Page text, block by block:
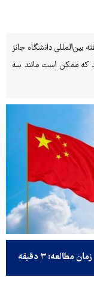
بین‌المللی دانشگاه جانز
که ممکن است مانند سه
زمان مطالعه: ۳ دقیقه